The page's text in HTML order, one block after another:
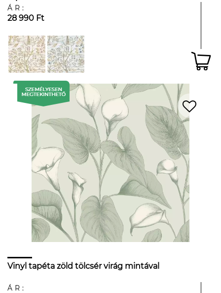
ÁR:
28 990 Ft
Vinyl tapéta zöld tölcsér virág mintával
ÁR: